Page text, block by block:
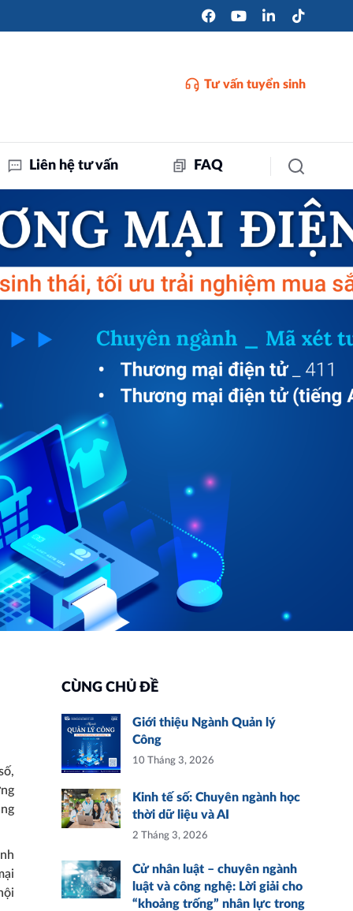
Tư vấn tuyển sinh
Liên hệ tư vấn FAQ
CÙNG CHỦ ĐỀ
Giới thiệu Ngành Quản lý
Công
10 Tháng 3, 2026
Kinh tế số: Chuyên ngành học
thời dữ liệu và AI
2 Tháng 3, 2026
Cử nhân luật – chuyên ngành
luật và công nghệ: Lời giải cho
“khoảng trống” nhân lực trong